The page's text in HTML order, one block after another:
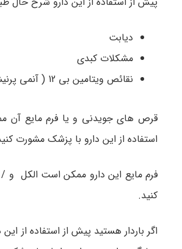
دیابت
مشکلات کبدی
نقائص ویتامین بی 12 ( آنمی پرنیشیوز)
قرص های جویدنی و یا فرم مایع آن
استفاده از این دارو با پزشک مشورت
فرم مایع این دارو ممکن است الکل و /
کنید.
اگر باردار هستید پیش از استفاده از